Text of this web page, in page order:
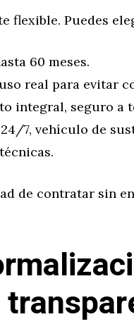
flexible. Puedes
60 meses.
real para evitar
integral, seguro a
7, vehículo de
de contratar sin